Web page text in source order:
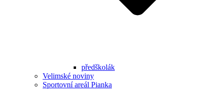
předškolák
Velimské noviny
Sportovní areál Pianka